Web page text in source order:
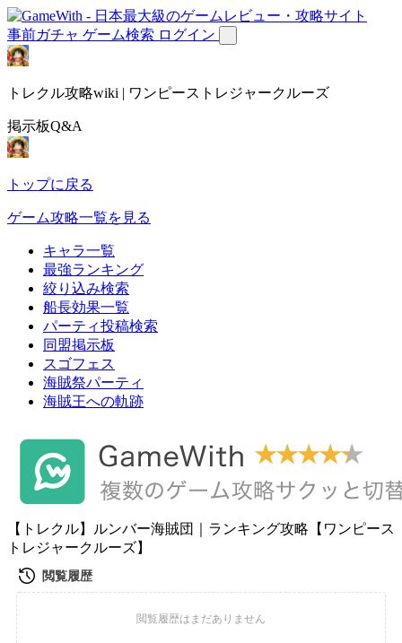
事前ガチャ ゲーム検索 ログイン
トレクル攻略wiki | ワンピーストレジャークルーズ
掲示板Q&A
トップに戻る
ゲーム攻略一覧を見る
キャラ一覧
最強ランキング
絞り込み検索
船長効果一覧
パーティ投稿検索
同盟掲示板
スゴフェス
海賊祭パーティ
海賊王への軌跡
【トレクル】ルンバー海賊団｜ランキング攻略【ワンピース
トレジャークルーズ】